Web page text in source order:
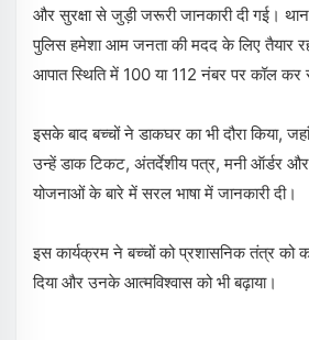
और सुरक्षा से जुड़ी जरूरी जानकारी दी गई।
पुलिस हमेशा आम जनता की मदद के लिए तैयार
आपात स्थिति में 100 या 112 नंबर पर कॉल
इसके बाद बच्चों ने डाकघर का भी दौरा किया,
उन्हें डाक टिकट, अंतर्देशीय पत्र, मनी ऑर्डर
योजनाओं के बारे में सरल भाषा में जानकारी दी।
इस कार्यक्रम ने बच्चों को प्रशासनिक तंत्र को
दिया और उनके आत्मविश्वास को भी बढ़ाया।